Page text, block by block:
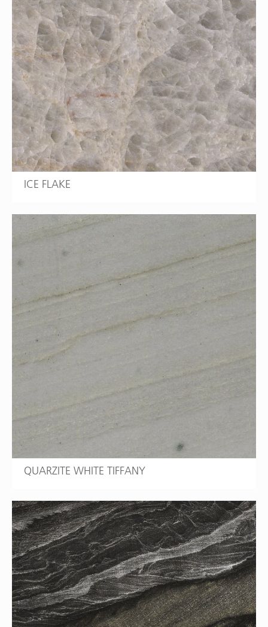
ICE FLAKE
QUARZITE WHITE TIFFANY